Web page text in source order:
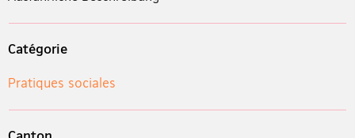
Catégorie
Pratiques sociales